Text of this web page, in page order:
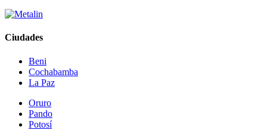
Ciudades
Beni
Cochabamba
La Paz
Oruro
Pando
Potosí